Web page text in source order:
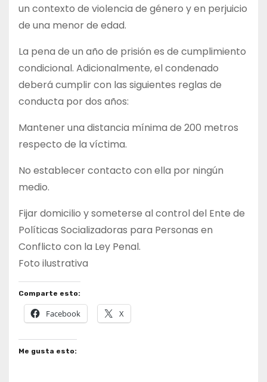
un contexto de violencia de género y en perjuicio
de una menor de edad.
La pena de un año de prisión es de cumplimiento
condicional. Adicionalmente, el condenado
deberá cumplir con las siguientes reglas de
conducta por dos años:
Mantener una distancia mínima de 200 metros
respecto de la víctima.
No establecer contacto con ella por ningún
medio.
Fijar domicilio y someterse al control del Ente de
Políticas Socializadoras para Personas en
Conflicto con la Ley Penal.
Foto ilustrativa
Comparte esto:
Facebook X
Me gusta esto: